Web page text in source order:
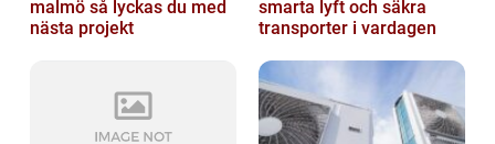
malmö så lyckas du med
nästa projekt
smarta lyft och säkra
transporter i vardagen